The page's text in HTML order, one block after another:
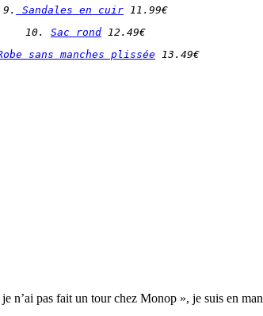
9.
Sandales en cuir 11.99€
10. Sac rond 12.49€
sans manches plissée 13.49€
n’ai pas fait un tour chez Monop », je suis en